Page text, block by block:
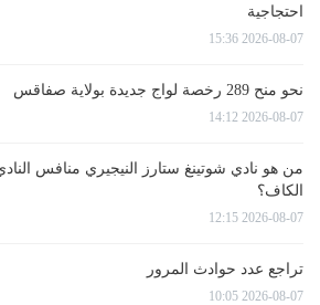
احتجاجية
2026-08-07 15:36
نحو منح 289 رخصة لواج جديدة بولاية صفاقس
2026-08-07 14:12
من هو نادي شوتينغ ستارز النيجيري منافس
الكاف؟
2026-08-07 12:15
تراجع عدد حوادث المرور
2026-08-07 10:05